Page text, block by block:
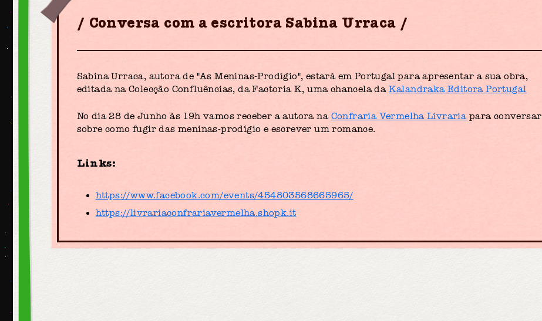
Conversa com a escritora Sabina Urraca
Sabina Urraca, autora de "As Meninas-Prodígio", estará em Portugal para apresentar a sua obra,
editada na Colecção Confluências, da Factoria K, uma chancela da Kalandraka Editora Portugal
No dia 28 de Junho às 19h vamos receber a autora na Confraria Vermelha Livrariapara conversar
sobre como fugir das meninas-prodígio e escrever um romance.
Links:
https://www.facebook.com/events/454803568665965/
https://livrariaconfrariavermelha.shopk.it